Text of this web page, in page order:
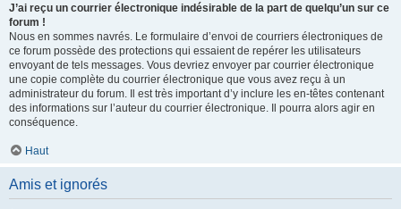
J’ai reçu un courrier électronique indésirable de la part de quelqu’un sur ce
forum !
Nous en sommes navrés. Le formulaire d’envoi de courriers électroniques de
ce forum possède des protections qui essaient de repérer les utilisateurs
envoyant de tels messages. Vous devriez envoyer par courrier électronique
une copie complète du courrier électronique que vous avez reçu à un
administrateur du forum. Il est très important d’y inclure les en-têtes contenant
des informations sur l’auteur du courrier électronique. Il pourra alors agir en
conséquence.
Haut
Amis et ignorés